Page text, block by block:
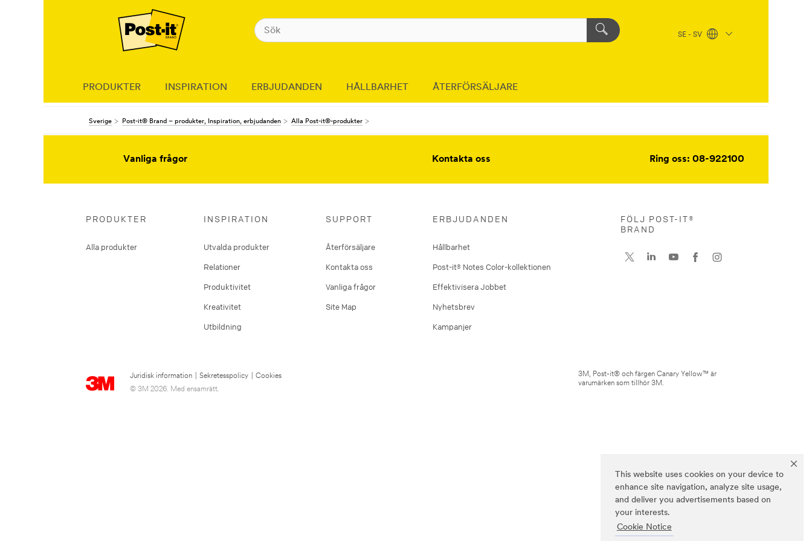
This website uses cookies on your device to
enhance site navigation, analyze site usage,
and deliver you advertisements based on
your interests.
Cookie Notice
SE - SV
PRODUKTER INSPIRATION ERBJUDANDEN HÅLLBARHET ÅTERFÖRSÄLJARE
Sverige Post-it® Brand – produkter, Inspiration, erbjudanden Alla Post-it®-produkter
Vanliga frågor Kontakta oss Ring oss: 08-922100
PRODUKTER
Alla produkter
INSPIRATION
Utvalda produkter
Relationer
Produktivitet
Kreativitet
Utbildning
SUPPORT
Återförsäljare
Kontakta oss
Vanliga frågor
Site Map
ERBJUDANDEN
Hållbarhet
Post-it® Notes Color-kollektionen
Effektivisera Jobbet
Nyhetsbrev
Kampanjer
Juridisk information Sekretesspolicy
Cookies
© 3M 2026. Med ensamrätt.
FÖLJ POST-IT®
BRAND
3M, Post-it® och färgen Canary Yellow™ är
varumärken som tillhör 3M.